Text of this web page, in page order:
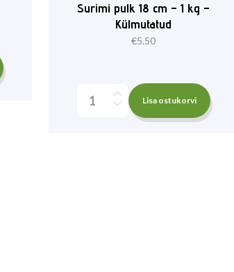
Surimi pulk 18 cm – 1 kg –
Külmutatud
€5.50
Lisa ostukorvi